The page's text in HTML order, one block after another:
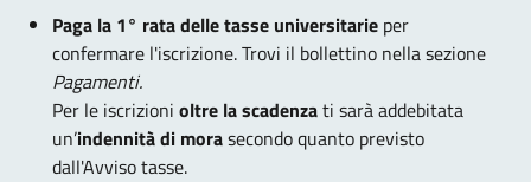
Paga la 1° rata delle tasse universitarie per
confermare l'iscrizione. Trovi il bollettino nella sezione
Pagamenti.
Per le iscrizioni oltre la scadenzati sarà addebitata
un’indennità di morasecondo quanto previsto
dall'Avviso tasse.